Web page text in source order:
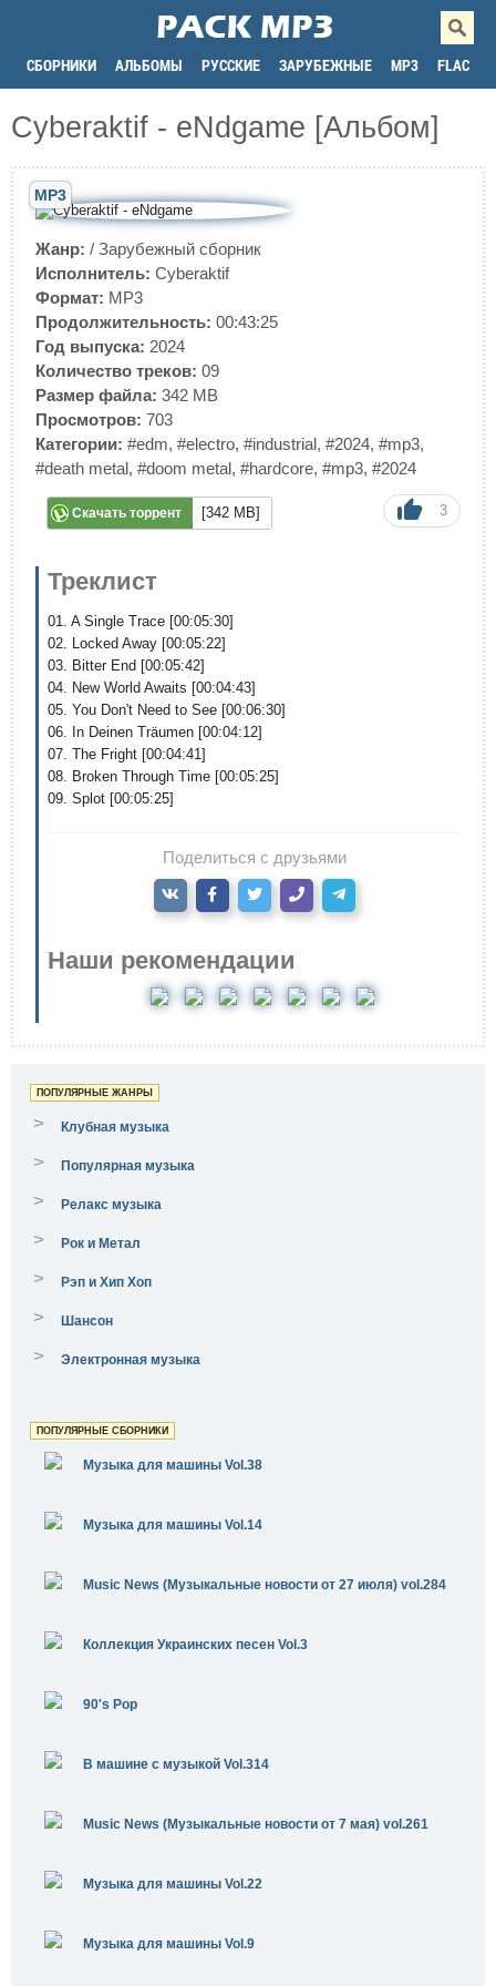
СБОРНИКИ АЛЬБОМЫ РУССКИЕ ЗАРУБЕЖНЫЕ MP3 FLAC
Cyberaktif - eNdgame [Альбом]
MP3
Жанр: / Зарубежный сборник
Исполнитель: Cyberaktif
Формат: MP3
Продолжительность: 00:43:25
Год выпуска: 2024
Количество треков: 09
Размер файла: 342 MB
Просмотров: 703
Категории: #edm, #electro, #industrial, #2024, #mp3,
#death metal, #doom metal, #hardcore, #mp3, #2024
Скачать торрент [342 MB] 3
Треклист
01. A Single Trace [00:05:30]
02. Locked Away [00:05:22]
03. Bitter End [00:05:42]
04. New World Awaits [00:04:43]
05. You Don't Need to See [00:06:30]
06. In Deinen Träumen [00:04:12]
07. The Fright [00:04:41]
08. Broken Through Time [00:05:25]
09. Splot [00:05:25]
Поделиться с друзьями
Наши рекомендации
ПОПУЛЯРНЫЕ ЖАНРЫ
> Клубная музыка
> Популярная музыка
> Релакс музыка
> Рок и Метал
> Рэп и Хип Хоп
> Шансон
> Электронная музыка
ПОПУЛЯРНЫЕ СБОРНИКИ
Музыка для машины Vol.38
Музыка для машины Vol.14
Music News (Музыкальные новости от 27 июля) vol.284
Коллекция Украинских песен Vol.3
90's Pop
В машине с музыкой Vol.314
Music News (Музыкальные новости от 7 мая) vol.261
Музыка для машины Vol.22
Музыка для машины Vol.9